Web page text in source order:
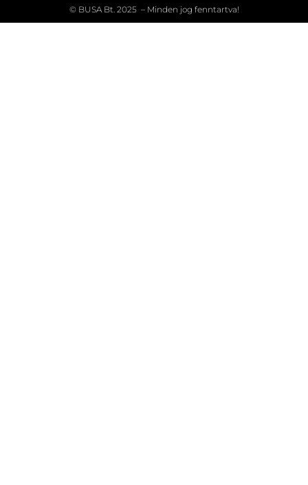
© BUSA Bt. 2025 – Minden jog fenntartva!